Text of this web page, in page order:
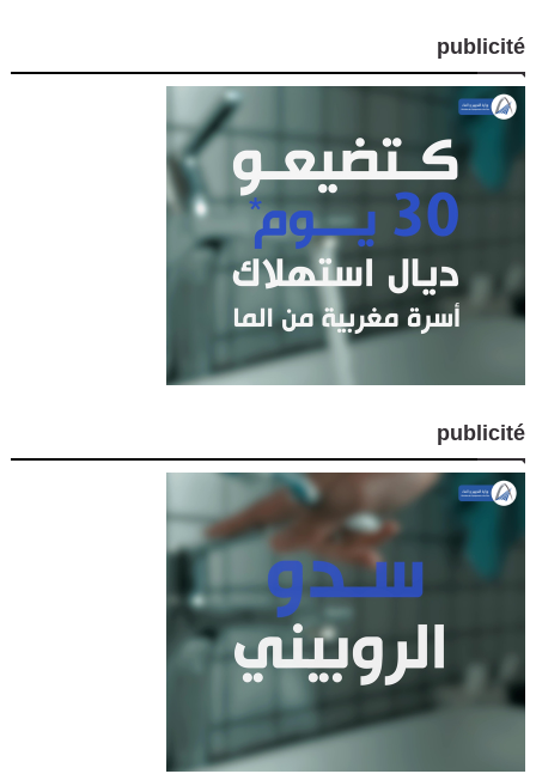
publicité
publicité